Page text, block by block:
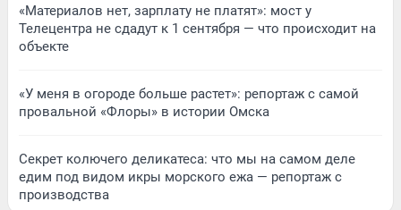
«Материалов нет, зарплату не платят»: мост у
Телецентра не сдадут к 1 сентября — что происходит на
объекте
«У меня в огороде больше растет»: репортаж с самой
провальной «Флоры» в истории Омска
Секрет колючего деликатеса: что мы на самом деле
едим под видом икры морского ежа — репортаж с
производства